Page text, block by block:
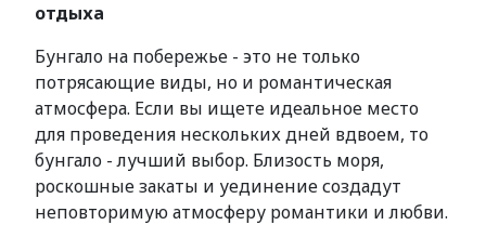
отдыха
Бунгало на побережье - это не только
потрясающие виды, но и романтическая
атмосфера. Если вы ищете идеальное место
для проведения нескольких дней вдвоем, то
бунгало - лучший выбор. Близость моря,
роскошные закаты и уединение создадут
неповторимую атмосферу романтики и любви.